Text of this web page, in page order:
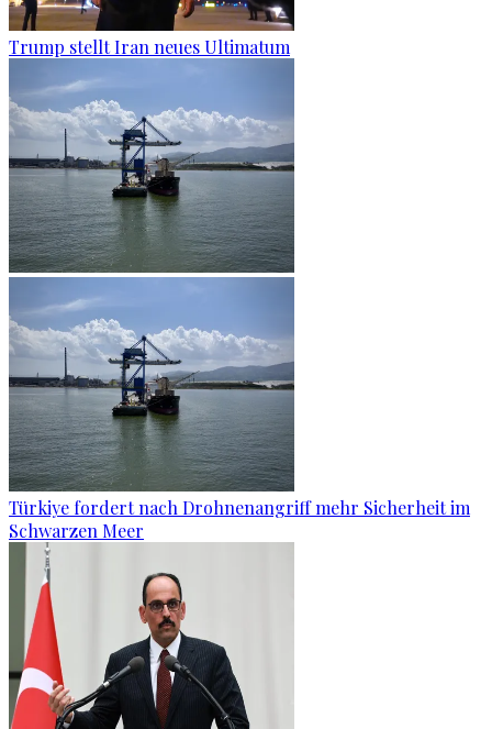
Trump stellt Iran neues Ultimatum
Türkiye fordert nach Drohnenangriff mehr Sicherheit im
Schwarzen Meer